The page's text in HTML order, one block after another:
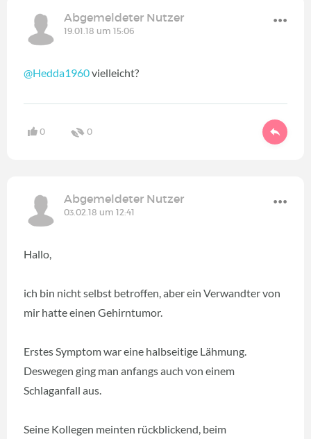
Abgemeldeter Nutzer
19.01.18 um 15:06
@Hedda1960‍ vielleicht?
0 0
Abgemeldeter Nutzer
03.02.18 um 12:41
Hallo,
ich bin nicht selbst betroffen, aber ein Verwandter von
mir hatte einen Gehirntumor.
Erstes Symptom war eine halbseitige Lähmung.
Deswegen ging man anfangs auch von einem
Schlaganfall aus.
Seine Kollegen meinten rückblickend, beim